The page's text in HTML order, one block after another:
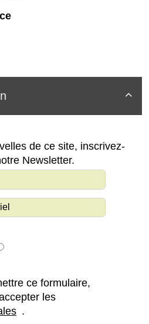

de ce site, inscrivez-
Newsletter.
ce formulaire,
les
.